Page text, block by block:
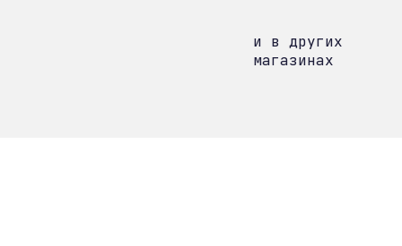
и в других
магазинах